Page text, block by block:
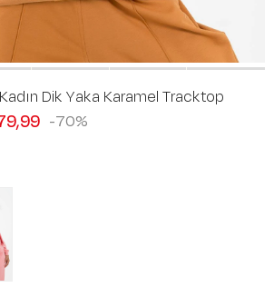
Dik Yaka Karamel Tracktop
70